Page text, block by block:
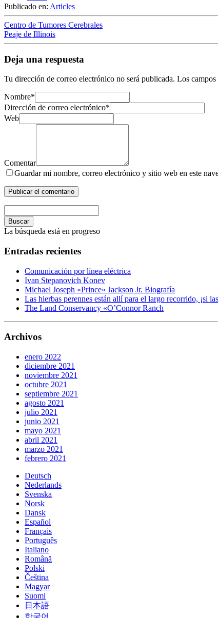
Publicado en: Articles
Centro de Tumores Cerebrales
Peaje de Illinois
Deja una respuesta
Tu dirección de correo electrónico no será publicada. Los campos
Nombre*
Dirección de correo electrónico*
Web
Comentar
Guardar mi nombre, correo electrónico y sitio web en este
Buscar
La búsqueda está en progreso
Entradas recientes
Comunicación por línea eléctrica
Ivan Stepanovich Konev
Michael Joseph «Prince» Jackson Jr. Biografía
Las hierbas perennes están allí para el largo recorrido, ¡si
The Land Conservancy «O’Connor Ranch
Archivos
enero 2022
diciembre 2021
noviembre 2021
octubre 2021
septiembre 2021
agosto 2021
julio 2021
junio 2021
mayo 2021
abril 2021
marzo 2021
febrero 2021
Deutsch
Nederlands
Svenska
Norsk
Dansk
Español
Français
Português
Italiano
Română
Polski
Čeština
Magyar
Suomi
日本語